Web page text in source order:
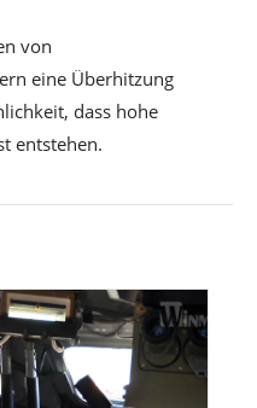
von
eine Überhitzung
dass hohe
entstehen.